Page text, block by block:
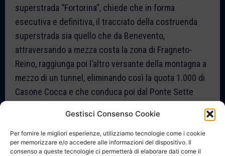
Gestisci Consenso Cookie
Per fornire le migliori esperienze, utilizziamo tecnologie come i cookie
per memorizzare e/o accedere alle informazioni del dispositivo. Il
consenso a queste tecnologie ci permetterà di elaborare dati come il
superstrada “Fortorina”, chiede che in forma
esecutiva e definitiva, il tracciato della costruenda
superstrada sia quello che da Benevento,
attraversando a mezza costa la zona di Fragneto-
Reino, raggiunga poi l’altro versante della montagna a
mezzo di un tunnel, eliminando così la quota 1.000 di
Casone Cocca e che conduca poi dal Ponte Sette
Foggia all’altezza del Ponte Tredici Archi, per
continuare verso la zona industriale di Termoli:
impegna i propri uomini politici, l’on. Mario Vetrone, il